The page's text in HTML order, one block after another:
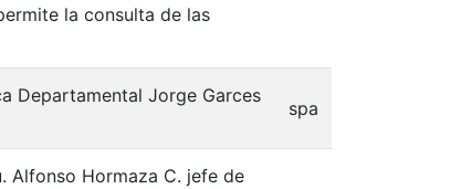
la consulta de las
Departamental Jorge Garces
spa
Alfonso Hormaza C. jefe de